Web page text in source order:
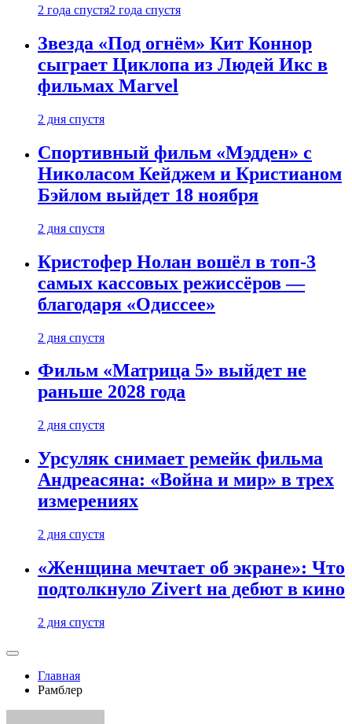
2 года спустя2 года спустя
Звезда «Под огнём» Кит Коннор
сыграет Циклопа из Людей Икс в
фильмах Marvel
2 дня спустя
Спортивный фильм «Мэдден» с
Николасом Кейджем и Кристианом
Бэйлом выйдет 18 ноября
2 дня спустя
Кристофер Нолан вошёл в топ-3
самых кассовых режиссёров —
благодаря «Одиссее»
2 дня спустя
Фильм «Матрица 5» выйдет не
раньше 2028 года
2 дня спустя
Урсуляк снимает ремейк фильма
Андреасяна: «Война и мир» в трех
измерениях
2 дня спустя
«Женщина мечтает об экране»: Что
подтолкнуло Zivert на дебют в кино
2 дня спустя
Главная
Рамблер